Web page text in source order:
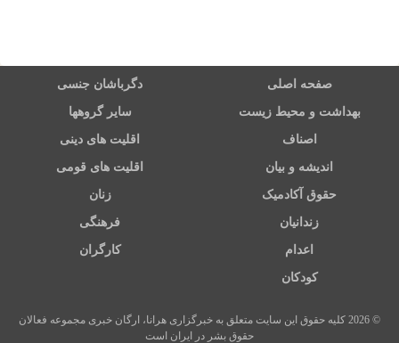
صفحه اصلی دگرباشان جنسی
بهداشت و محیط زیست سایر گروهها
اصناف اقلیت های دینی
اندیشه و بیان اقلیت های قومی
حقوق آکادمیک زنان
زندانیان فرهنگی
اعدام کارگران
کودکان
© 2026 کلیه حقوق این سایت متعلق به خبرگزاری هرانا، ارگان خبری مجموعه فعالان
حقوق بشر در ایران است